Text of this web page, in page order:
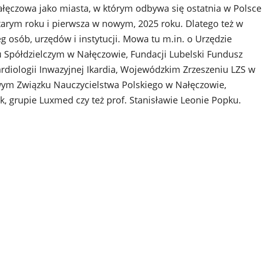
jako miasta, w którym odbywa się ostatnia w Polsce
roku i pierwsza w nowym, 2025 roku. Dlatego też w
osób, urzędów i instytucji. Mowa tu m.in. o Urzędzie
w Nałęczowie, Fundacji Lubelski Fundusz
Inwazyjnej Ikardia, Wojewódzkim Zrzeszeniu LZS w
Związku Nauczycielstwa Polskiego w Nałęczowie,
grupie Luxmed czy też prof. Stanisławie Leonie Popku.